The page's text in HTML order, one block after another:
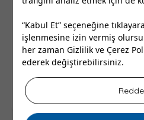
“Kabul Et” seçeneğine
işlenmesine izin vermiş
her zamanGizlilik ve Çerez
ederek değiştirebilirsiniz.
Sivas Monster Servisleri
saatleri ve Ağustos 2026
bilgilerine ulaşabilirsiniz.
Yukarıdan ilçe seçimi
Monster Servisleri Sivas
nasıl gidilir öğrenebilir,